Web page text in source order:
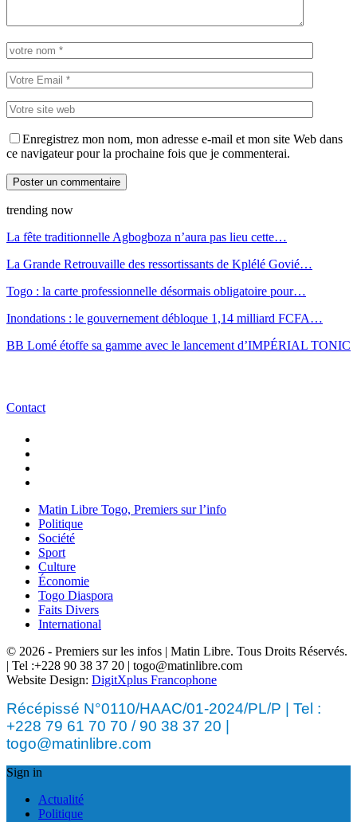
Enregistrez mon nom, mon adresse e-mail et mon site Web dans
ce navigateur pour la prochaine fois que je commenterai.
trending now
La fête traditionnelle Agbogboza n’aura pas lieu cette…
La Grande Retrouvaille des ressortissants de Kplélé Govié…
Togo : la carte professionnelle désormais obligatoire pour…
Inondations : le gouvernement débloque 1,14 milliard FCFA…
BB Lomé étoffe sa gamme avec le lancement d’IMPÉRIAL TONIC
Contact
Matin Libre Togo, Premiers sur l’info
Politique
Société
Sport
Culture
Économie
Togo Diaspora
Faits Divers
International
© 2026 - Premiers sur les infos | Matin Libre. Tous Droits Réservés.
| Tel :+228 90 38 37 20 | togo@matinlibre.com
Website Design: DigitXplus Francophone
Récépissé N°0110/HAAC/01-2024/PL/P | Tel :
+228 79 61 70 70 / 90 38 37 20 |
togo@matinlibre.com
Sign in
Actualité
Politique